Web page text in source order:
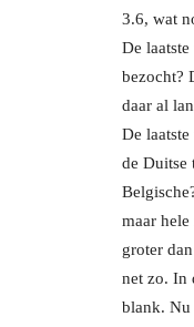
3.6, wat
De
bezocht?
daar al
De
de Duitse
maar
groter
net zo. In
blank. Nu